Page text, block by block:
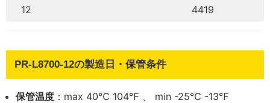
12
4419
PR-L8700-12の製造日・保管条件
保管温度 ：max 40℃ 104℉ 、 min -25℃ -13℉